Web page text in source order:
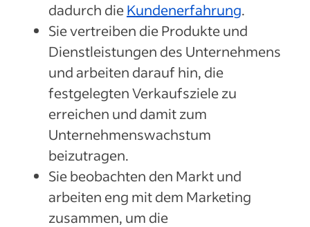
dadurch dieKundenerfahrung.
Sie vertreiben die Produkte und
Dienstleistungen des Unternehmens
und arbeiten darauf hin, die
festgelegten Verkaufsziele zu
erreichen und damit zum
Unternehmenswachstum
beizutragen.
Sie beobachten den Markt und
arbeiten eng mit dem Marketing
zusammen, um die